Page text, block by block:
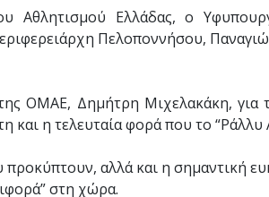
Αθλητισμού Ελλάδας, ο
Πελοποννήσου,
Δημήτρη Μιχελακάκη, για
και η τελευταία φορά που το “Ράλλυ
αλλά και η σημαντική
στη χώρα.